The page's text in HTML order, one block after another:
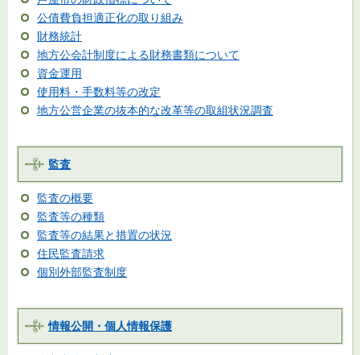
公債費負担適正化の取り組み
財務統計
地方公会計制度による財務書類について
資金運用
使用料・手数料等の改定
地方公営企業の抜本的な改革等の取組状況調査
監査
監査の概要
監査等の種類
監査等の結果と措置の状況
住民監査請求
個別外部監査制度
情報公開・個人情報保護